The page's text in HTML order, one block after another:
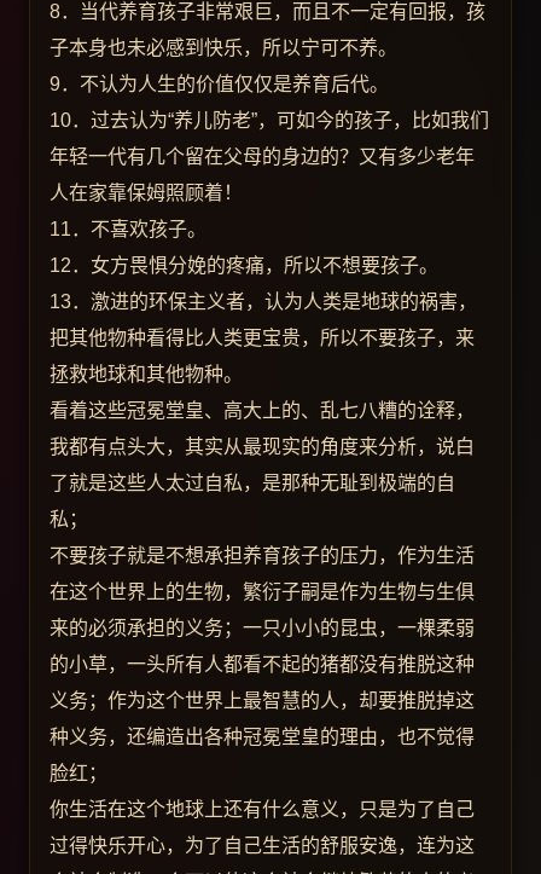
8．当代养育孩子非常艰巨，而且不一定有回报，孩
子本身也未必感到快乐，所以宁可不养。
9．不认为人生的价值仅仅是养育后代。
10．过去认为“养儿防老”，可如今的孩子，比如我们
年轻一代有几个留在父母的身边的？又有多少老年
人在家靠保姆照顾着！
11．不喜欢孩子。
12．女方畏惧分娩的疼痛，所以不想要孩子。
13．激进的环保主义者，认为人类是地球的祸害，
把其他物种看得比人类更宝贵，所以不要孩子，来
拯救地球和其他物种。
看着这些冠冕堂皇、高大上的、乱七八糟的诠释，
我都有点头大，其实从最现实的角度来分析，说白
了就是这些人太过自私，是那种无耻到极端的自
私；
不要孩子就是不想承担养育孩子的压力，作为生活
在这个世界上的生物，繁衍子嗣是作为生物与生俱
来的必须承担的义务；一只小小的昆虫，一棵柔弱
的小草，一头所有人都看不起的猪都没有推脱这种
义务；作为这个世界上最智慧的人，却要推脱掉这
种义务，还编造出各种冠冕堂皇的理由，也不觉得
脸红；
你生活在这个地球上还有什么意义，只是为了自己
过得快乐开心，为了自己生活的舒服安逸，连为这